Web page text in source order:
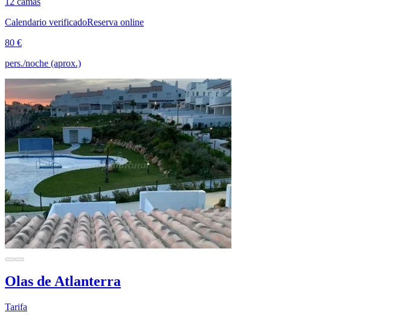
Calendario verificadoReserva online
80 €
pers./noche (aprox.)
Olas de Atlanterra
Tarifa